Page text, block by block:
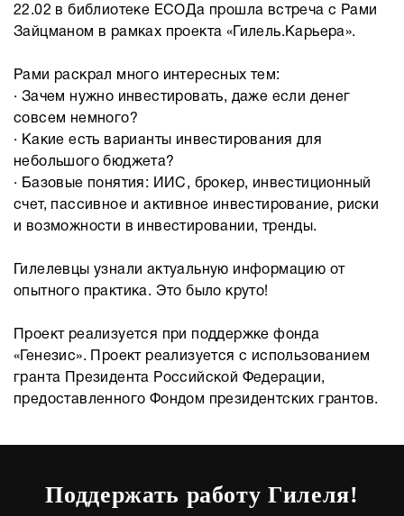
22.02 в библиотеке ЕСОДа прошла встреча с Рами
Зайцманом в рамках проекта «Гилель.Карьера».
Рами раскрал много интересных тем:
· Зачем нужно инвестировать, даже если денег
совсем немного?
· Какие есть варианты инвестирования для
небольшого бюджета?
· Базовые понятия: ИИС, брокер, инвестиционный
счет, пассивное и активное инвестирование, риски
и возможности в инвестировании, тренды.
Гилелевцы узнали актуальную информацию от
опытного практика. Это было круто!
Проект реализуется при поддержке фонда
«Генезис». Проект реализуется с использованием
гранта Президента Российской Федерации,
предоставленного Фондом президентских грантов.
Поддержать работу Гилеля!